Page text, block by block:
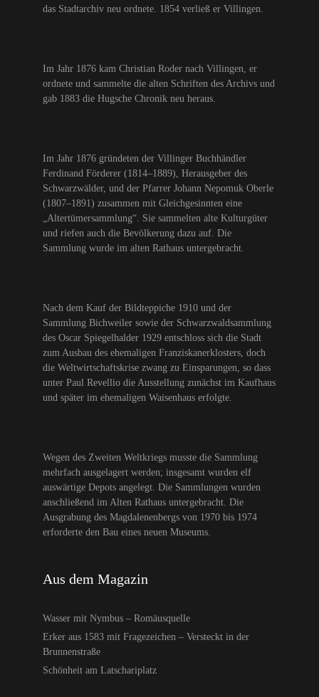
das Stadtarchiv neu ordnete. 1854 verließ er Villingen.
Im Jahr 1876 kam Christian Roder nach Villingen, er
ordnete und sammelte die alten Schriften des Archivs und
gab 1883 die Hugsche Chronik neu heraus.
Im Jahr 1876 gründeten der Villinger Buchhändler
Ferdinand Förderer (1814–1889), Herausgeber des
Schwarzwälder, und der Pfarrer Johann Nepomuk Oberle
(1807–1891) zusammen mit Gleichgesinnten eine
„Altertümersammlung“. Sie sammelten alte Kulturgüter
und riefen auch die Bevölkerung dazu auf. Die
Sammlung wurde im alten Rathaus untergebracht.
Nach dem Kauf der Bildteppiche 1910 und der
Sammlung Bichweiler sowie der Schwarzwaldsammlung
des Oscar Spiegelhalder 1929 entschloss sich die Stadt
zum Ausbau des ehemaligen Franziskanerklosters, doch
die Weltwirtschaftskrise zwang zu Einsparungen, so dass
unter Paul Revellio die Ausstellung zunächst im Kaufhaus
und später im ehemaligen Waisenhaus erfolgte.
Wegen des Zweiten Weltkriegs musste die Sammlung
mehrfach ausgelagert werden; insgesamt wurden elf
auswärtige Depots angelegt. Die Sammlungen wurden
anschließend im Alten Rathaus untergebracht. Die
Ausgrabung des Magdalenenbergs von 1970 bis 1974
erforderte den Bau eines neuen Museums.
Aus dem Magazin
Wasser mit Nymbus – Romäusquelle
Erker aus 1583 mit Fragezeichen – Versteckt in der
Brunnenstraße
Schönheit am Latschariplatz